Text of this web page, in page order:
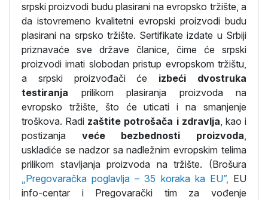
srpski proizvodi budu plasirani na evropsko tržište, a
da istovremeno kvalitetni evropski proizvodi budu
plasirani na srpsko tržište. Sertifikate izdate u Srbiji
priznavaće sve države članice, čime će srpski
proizvodi imati slobodan pristup evropskom tržištu,
a srpski proizvođači će izbeći dvostruka
testiranja prilikom plasiranja proizvoda na
evropsko tržište, što će uticati i na smanjenje
troškova. Radi zaštite potrošača i zdravlja, kao i
postizanja veće bezbednosti proizvoda,
uskladiće se nadzor sa nadležnim evropskim telima
prilikom stavljanja proizvoda na tržište. (Brošura
„Pregovaračka poglavlja – 35 koraka ka EU”, EU
info-centar i Pregovarački tim za vođenje